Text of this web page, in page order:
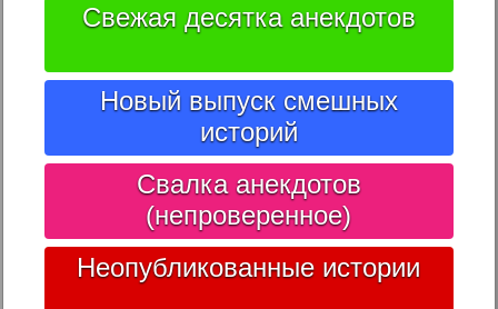
Свежая десятка анекдотов
Новый выпуск смешных
историй
Свалка анекдотов
(непроверенное)
Неопубликованные истории